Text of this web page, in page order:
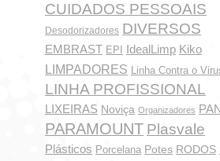
CUIDADOS PESSOAIS
Desodorizadores DIVERSOS
EMBRAST EPI IdealLimp Kiko
LIMPADORES Linha Contra o
LINHA PROFISSIONAL
LIXEIRAS Noviça Organizadores
PARAMOUNT Plasvale
Plásticos Porcelana Potes RODOS